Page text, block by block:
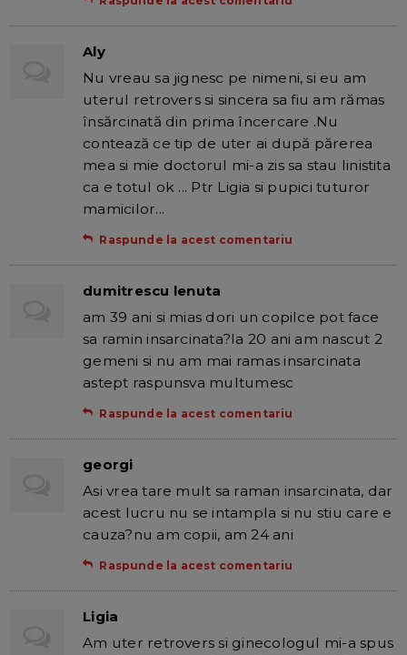
Aly
Nu vreau sa jignesc pe nimeni, si eu am
uterul retrovers si sincera sa fiu am rămas
însărcinată din prima încercare .Nu
contează ce tip de uter ai după părerea
mea si mie doctorul mi-a zis sa stau linistita
ca e totul ok ... Ptr Ligia si pupici tuturor
mamicilor...
Raspunde la acest comentariu
dumitrescu lenuta
am 39 ani si mias dori un copilce pot face
sa ramin insarcinata?la 20 ani am nascut 2
gemeni si nu am mai ramas insarcinata
astept raspunsva multumesc
Raspunde la acest comentariu
georgi
Asi vrea tare mult sa raman insarcinata, dar
acest lucru nu se intampla si nu stiu care e
cauza?nu am copii, am 24 ani
Raspunde la acest comentariu
Ligia
Am uter retrovers si ginecologul mi-a spus